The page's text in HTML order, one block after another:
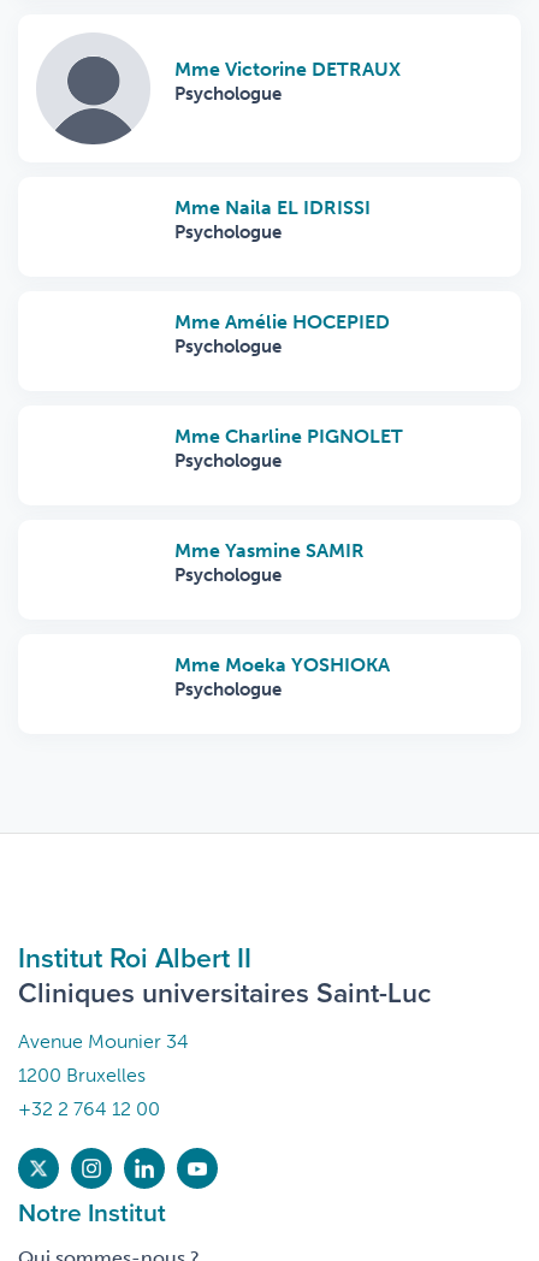
Mme Victorine DETRAUX
Psychologue
Mme Naila EL IDRISSI
Psychologue
Mme Amélie HOCEPIED
Psychologue
Mme Charline PIGNOLET
Psychologue
Mme Yasmine SAMIR
Psychologue
Mme Moeka YOSHIOKA
Psychologue
Institut Roi Albert II
Cliniques universitaires Saint-Luc
Avenue Mounier 34
1200 Bruxelles
+32 2 764 12 00
Notre Institut